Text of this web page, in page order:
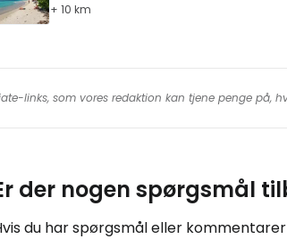
+ 10 km
links, som vores redaktion kan tjene penge på,
der nogen spørgsmål
du har spørgsmål eller